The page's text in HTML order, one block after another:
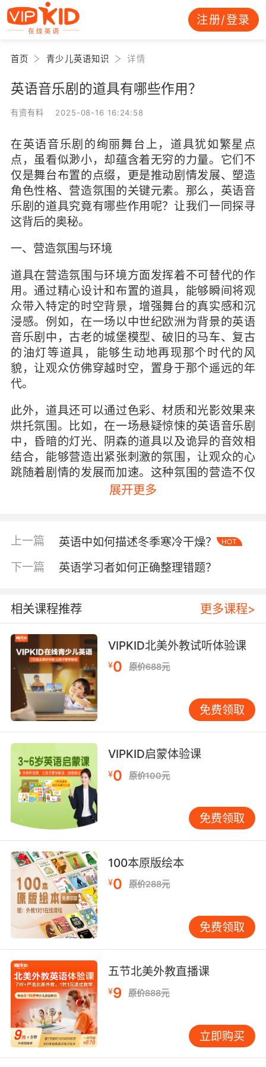
注册/登录
首页 青少儿英语知识 详情
英语音乐剧的道具有哪些作用？
有资有料 2025-08-16 16:24:58
在英语音乐剧的绚丽舞台上，道具犹如繁星点
点，虽看似渺小，却蕴含着无穷的力量。它们不
仅是舞台布置的点缀，更是推动剧情发展、塑造
角色性格、营造氛围的关键元素。那么，英语音
乐剧的道具究竟有哪些作用呢？让我们一同探寻
这背后的奥秘。
一、营造氛围与环境
道具在营造氛围与环境方面发挥着不可替代的作
用。通过精心设计和布置的道具，能够瞬间将观
众带入特定的时空背景，增强舞台的真实感和沉
浸感。例如，在一场以中世纪欧洲为背景的英语
音乐剧中，古老的城堡模型、破旧的马车、复古
的油灯等道具，能够生动地再现那个时代的风
貌，让观众仿佛穿越时空，置身于那个遥远的年
代。
此外，道具还可以通过色彩、材质和光影效果来
烘托氛围。比如，在一场悬疑惊悚的英语音乐剧
中，昏暗的灯光、阴森的道具以及诡异的音效相
结合，能够营造出紧张刺激的氛围，让观众的心
跳随着剧情的发展而加速。这种氛围的营造不仅
能够吸引观众的注意力，还能够增强他们对剧情
用。它们往往成为剧情转折的关键元素，引发角
英语音乐剧《猫》中，那辆神秘的垃圾车就是一
个重要的道具。它不仅是猫咪们展示自我的舞
台，更是推动剧情发展的重要线索。通过垃圾车
的出现和移动，猫咪们的故事得以逐一展开，剧
情也因此变得更加丰富和紧凑。
同时，道具还可以作为角色之间的信物或象征，
传递着深层的情感和意义。比如，在一场爱情主
题的英语音乐剧中，男主角送给女主角的定情信
爱情承诺，还成为了后续剧情发展中的重要线
索。每当戒指出现时，都会引发角色之间的情感
波动和剧情的转折。
三、塑造角色形象
道具在塑造角色形象方面同样功不可没。通过道
具的选择和搭配，能够直观地展现角色的性格特
点、身份地位以及内心世界。在英语音乐剧《歌
剧魅影》中，魅影所佩戴的面具和披风就成为了
他神秘而邪恶的象征。这些道具不仅让角色的形
象更加鲜明立体，还让观众在视觉上对角色有了
更深刻的认识。
此外，道具还可以通过角色的使用方式来揭示其
性格和情感。比如，一个经常把玩手中折扇的角
色可能显得文雅而机智；而一个总是紧握武器的
角色则可能表现出其勇敢或紧张的性格。这种通
过道具来塑造角色形象的方式，既直观又富有感
染力，让观众在欣赏音乐剧的同时，也能够对角
色有更深入的了解和感受。
展开更多
上一篇 英语中如何描述冬季寒冷干燥？ HOT
下一篇 英语学习者如何正确整理错题？
相关课程推荐 更多课程>
VIPKID北美外教试听体验课
¥0 原价688元
免费领取
VIPKID启蒙体验课
¥0 原价100元
免费领取
100本原版绘本
¥0 原价288元
免费领取
五节北美外教直播课
¥9 原价888元
立即购买